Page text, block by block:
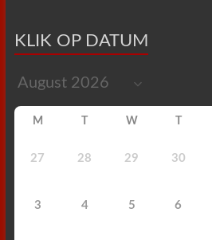
KLIK OP DATUM
M W
27 28 29 30
3 4 5 6